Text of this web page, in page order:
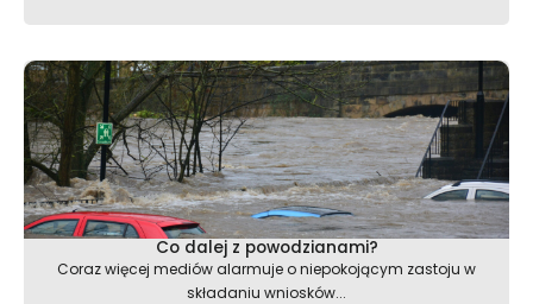
Co dalej z powodzianami?
Coraz więcej mediów alarmuje o niepokojącym zastoju w
składaniu wniosków...